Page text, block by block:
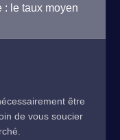
: le taux moyen
être
de vous soucier